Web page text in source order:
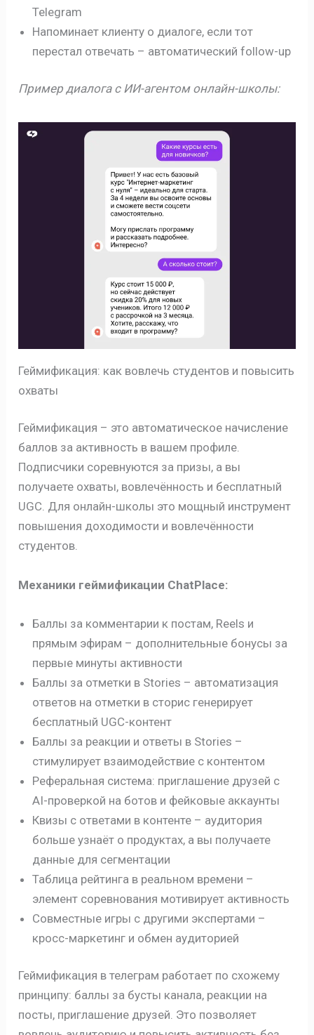
Telegram
Напоминает клиенту о диалоге, если тот
перестал отвечать – автоматический follow-up
Пример диалога с ИИ-агентом онлайн-школы:
Геймификация: как вовлечь студентов и повысить
охваты
Геймификация – это автоматическое начисление
баллов за активность в вашем профиле.
Подписчики соревнуются за призы, а вы
получаете охваты, вовлечённость и бесплатный
UGC. Для онлайн-школы это мощный инструмент
повышения доходимости и вовлечённости
студентов.
Механики геймификации ChatPlace:
Баллы за комментарии к постам, Reels и
прямым эфирам – дополнительные бонусы за
первые минуты активности
Баллы за отметки в Stories – автоматизация
ответов на отметки в сторис генерирует
бесплатный UGC-контент
Баллы за реакции и ответы в Stories –
стимулирует взаимодействие с контентом
Реферальная система: приглашение друзей с
AI-проверкой на ботов и фейковые аккаунты
Квизы с ответами в контенте – аудитория
больше узнаёт о продуктах, а вы получаете
данные для сегментации
Таблица рейтинга в реальном времени –
элемент соревнования мотивирует активность
Совместные игры с другими экспертами –
кросс-маркетинг и обмен аудиторией
Геймификация в телеграм работает по схожему
принципу: баллы за бусты канала, реакции на
посты, приглашение друзей. Это позволяет